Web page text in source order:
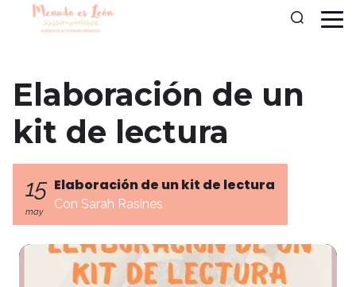
Elaboración de un
kit de lectura
15
may
Elaboración de un kit de lectura
Con Sarah Rasines